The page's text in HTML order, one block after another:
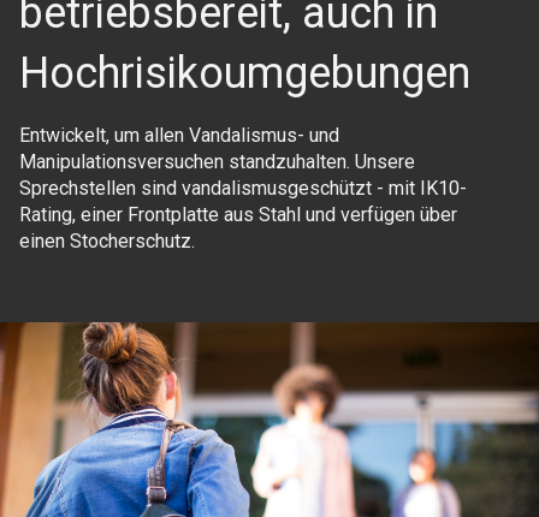
betriebsbereit, auch in
Hochrisikoumgebungen
Entwickelt, um allen Vandalismus- und
Manipulationsversuchen standzuhalten. Unsere
Sprechstellen sind vandalismusgeschützt - mit IK10-
Rating, einer Frontplatte aus Stahl und verfügen über
einen Stocherschutz.